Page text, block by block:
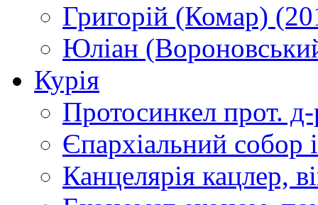
Григорій (Комар)
Юліан
Курія
Протосинкел прот.
Єпархіальний собор
Канцелярія кацлер,